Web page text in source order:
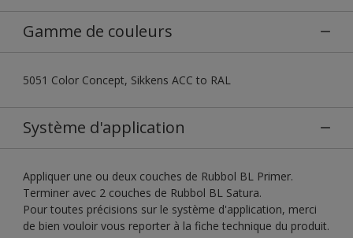
Gamme de couleurs
5051 Color Concept, Sikkens ACC to RAL
Système d'application
Appliquer une ou deux couches de Rubbol BL Primer.
Terminer avec 2 couches de Rubbol BL Satura.
Pour toutes précisions sur le système d'application, merci
de bien vouloir vous reporter à la fiche technique du produit.